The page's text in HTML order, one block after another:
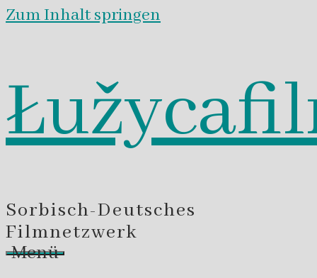
Zum Inhalt springen
Sorbisch-Deutsches
Filmnetzwerk
Menü